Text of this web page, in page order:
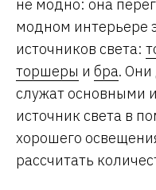
не модно: она
модном интерьере
источников света:
торшеры и бра.
служат основными
источник света в
хорошего
рассчитать